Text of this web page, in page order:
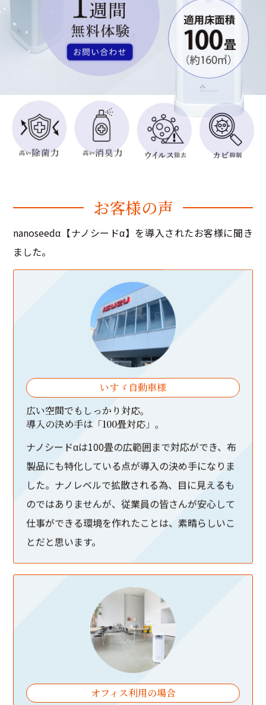
お客様の声
nanoseedα【ナノシードα】を導入されたお客様に聞き
ました。
いすゞ自動車様
広い空間でもしっかり対応。
導入の決め手は「100畳対応」。
ナノシードαは100畳の広範囲まで対応ができ、布
製品にも特化している点が導入の決め手になりま
した。ナノレベルで拡散される為、目に見えるも
のではありませんが、従業員の皆さんが安心して
仕事ができる環境を作れたことは、素晴らしいこ
とだと思います。
オフィス利用の場合